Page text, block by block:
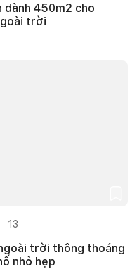
dành 450m2 cho
trời
13
trời thông thoáng
nhỏ hẹp